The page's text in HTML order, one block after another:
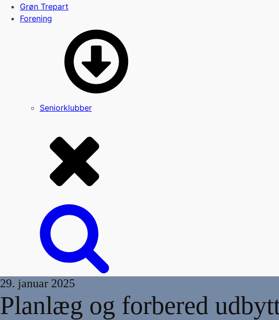
Grøn Trepart
Forening
Seniorklubber
29. januar 2025
Planlæg og forbered